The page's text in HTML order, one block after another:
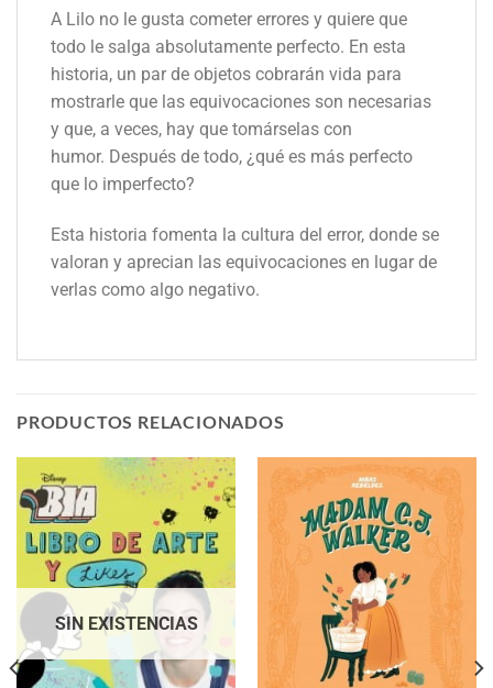
A Lilo no le gusta cometer errores y quiere que
todo le salga absolutamente perfecto. En esta
historia, un par de objetos cobrarán vida para
mostrarle que las equivocaciones son necesarias
y que, a veces, hay que tomárselas con
humor. Después de todo, ¿qué es más perfecto
que lo imperfecto?
Esta historia fomenta la cultura del error, donde se
valoran y aprecian las equivocaciones en lugar de
verlas como algo negativo.
PRODUCTOS RELACIONADOS
SIN EXISTENCIAS